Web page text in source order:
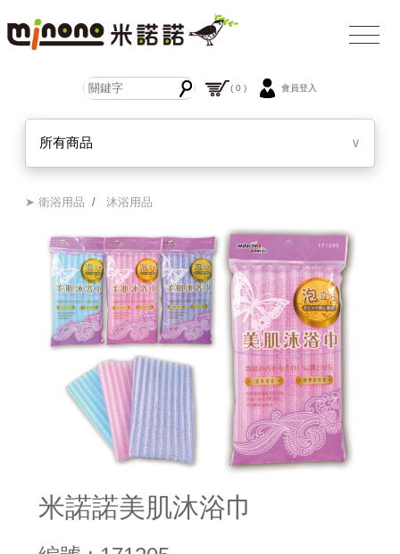
( 0 ) 會員登入
所有商品 ∨
➤ 衛浴用品 /沐浴用品
米諾諾美肌沐浴巾